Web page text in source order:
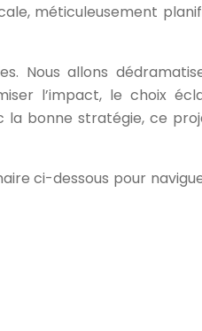
méticuleusement
Nous allons
l’impact, le choix
la bonne stratégie, ce
ci-dessous pour